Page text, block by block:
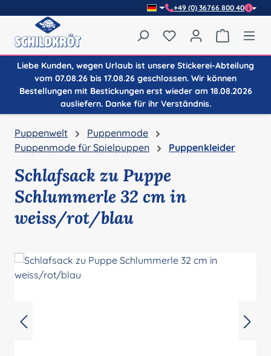
+49 (0) 36766 800 40
Du hast 0 Produkte
Liebe Kunden, wegen Urlaub ist unsere Stickerei-Abteilung
vom 07.08.26 bis 17.08.26 geschlossen. Wir können
Bestellungen mit Bestickungen erst wieder am 18.08.2026
ausliefern. Danke für ihr Verständnis.
Puppenwelt
Puppenmode
Puppenmode für Spielpuppen
Puppenkleider
Schlafsack zu Puppe
Schlummerle 32 cm in
weiss/rot/blau